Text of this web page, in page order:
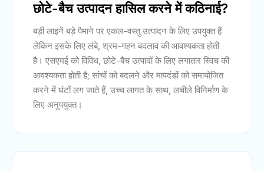
छोटे-बैच उत्पादन हासिल करने में कठिनाई?
बड़ी लाइनें बड़े पैमाने पर एकल-वस्तु उत्पादन के लिए उपयुक्त हैं
लेकिन इसके लिए लंबे, श्रम-गहन बदलाव की आवश्यकता होती
है। एसएमई को विविध, छोटे-बैच उत्पादों के लिए लगातार स्विच की
आवश्यकता होती है; सांचों को बदलने और मापदंडों को समायोजित
करने में घंटों लग जाते हैं, उच्च लागत के साथ, लचीले विनिर्माण के
लिए अनुपयुक्त।